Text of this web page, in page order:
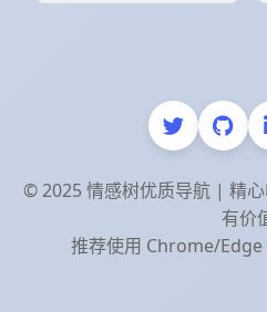
© 2025 情感树优质导航 | 精心
有价
推荐使用 Chrome/Edge